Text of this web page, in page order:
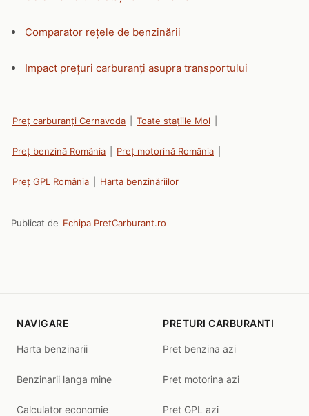
Comparator rețele de benzinării
Impact prețuri carburanți asupra transportului
Preț carburanți Cernavoda Toate stațiile Mol
Preț benzină România Preț motorină România
Preț GPL România Harta benzinăriilor
Publicat de Echipa PretCarburant.ro
NAVIGARE
Harta benzinarii
Benzinarii langa mine
Calculator economie
PRETURI CARBURANTI
Pret benzina azi
Pret motorina azi
Pret GPL azi